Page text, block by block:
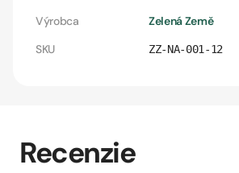
Výrobca
Zelená Země
SKU
ZZ-NA-001-12
Recenzie